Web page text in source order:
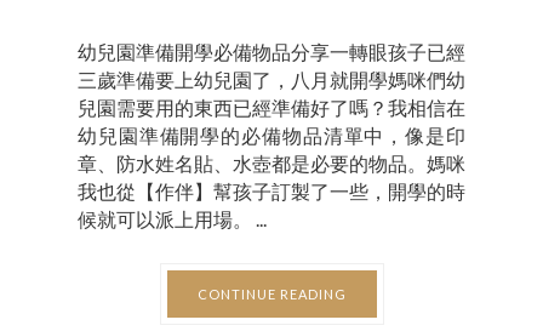
幼兒園準備開學必備物品分享一轉眼孩子已經
三歲準備要上幼兒園了，八月就開學媽咪們幼
兒園需要用的東西已經準備好了嗎？我相信在
幼兒園準備開學的必備物品清單中，像是印
章、防水姓名貼、水壺都是必要的物品。媽咪
我也從【作伴】幫孩子訂製了一些，開學的時
候就可以派上用場。 ...
CONTINUE READING